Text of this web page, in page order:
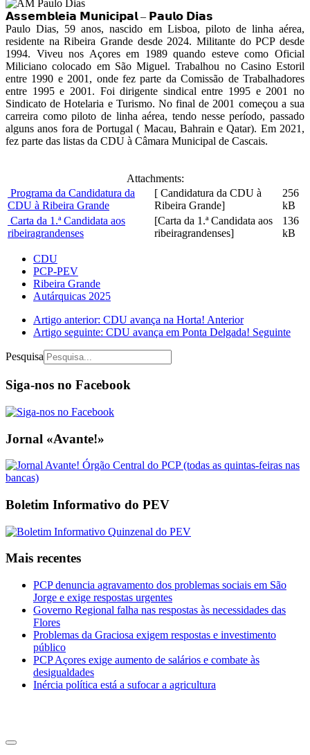
𝗔𝘀𝘀𝗲𝗺𝗯𝗹𝗲𝗶𝗮 𝗠𝘂𝗻𝗶𝗰𝗶𝗽𝗮𝗹 – 𝗣𝗮𝘂𝗹𝗼 𝗗𝗶𝗮𝘀
Paulo Dias, 59 anos, nascido em Lisboa, piloto de linha aérea,
residente na Ribeira Grande desde 2024. Militante do PCP desde
1994. Viveu nos Açores em 1989 quando esteve como Oficial
Miliciano colocado em São Miguel. Trabalhou no Casino Estoril
entre 1990 e 2001, onde fez parte da Comissão de Trabalhadores
entre 1995 e 2001. Foi dirigente sindical entre 1995 e 2001 no
Sindicato de Hotelaria e Turismo. No final de 2001 começou a sua
carreira como piloto de linha aérea, tendo nesse período, passado
alguns anos fora de Portugal ( Macau, Bahrain e Qatar). Em 2021,
fez parte das listas da CDU à Câmara Municipal de Cascais.
Attachments:
Programa da Candidatura da
CDU à Ribeira Grande
[ Candidatura da CDU à
Ribeira Grande]
256
kB
Carta da 1.ª Candidata aos
ribeiragrandenses
[Carta da 1.ª Candidata aos
ribeiragrandenses]
136
kB
CDU
PCP-PEV
Ribeira Grande
Autárquicas 2025
Artigo anterior: CDU avança na Horta! Anterior
Artigo seguinte: CDU avança em Ponta Delgada! Seguinte
Pesquisa
Siga-nos no Facebook
Jornal «Avante!»
Boletim Informativo do PEV
Mais recentes
PCP denuncia agravamento dos problemas sociais em São
Jorge e exige respostas urgentes
Governo Regional falha nas respostas às necessidades das
Flores
Problemas da Graciosa exigem respostas e investimento
público
PCP Açores exige aumento de salários e combate às
desigualdades
Inércia política está a sufocar a agricultura